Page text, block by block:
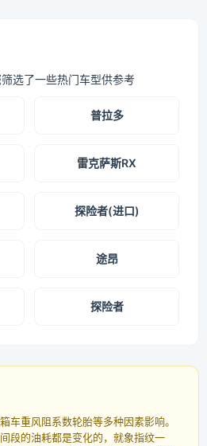
选了一些热门车型供参考
普拉多
雷克萨斯RX
探险者(进口)
途昂
探险者
车重风阻系数轮胎等多种因素影响。
段的油耗都是变化的，就象指纹一